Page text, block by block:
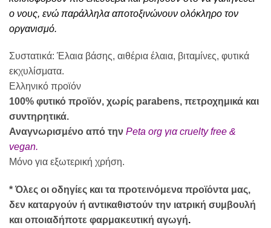
ο νους, ενώ παράλληλα αποτοξινώνουν ολόκληρο τον
οργανισμό.
Συστατικά: Έλαια βάσης, αιθέρια έλαια, βιταμίνες, φυτικά
εκχυλίσματα.
Ελληνικό προϊόν
100% φυτικό προϊόν, χωρίς parabens, πετροχημικά και
συντηρητικά.
Αναγνωρισμένο από την Peta org για cruelty free &
vegan.
Μόνο για εξωτερική χρήση.
* Όλες οι οδηγίες και τα προτεινόμενα προϊόντα μας,
δεν καταργούν ή αντικαθιστούν την ιατρική συμβουλή
και οποιαδήποτε φαρμακευτική αγωγή.